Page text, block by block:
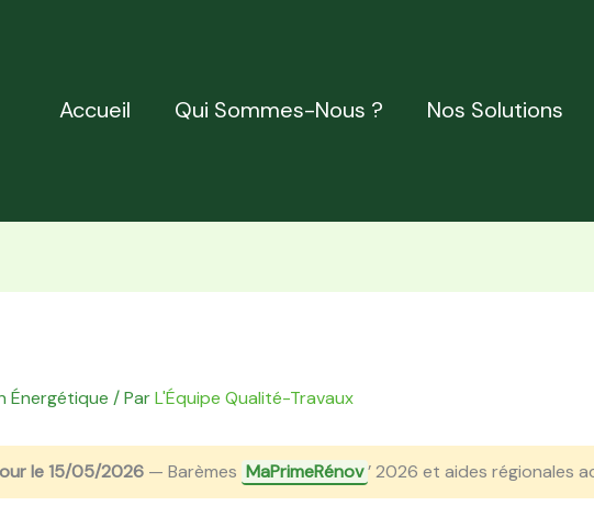
Accueil Qui Sommes-Nous ? Nos Solutions
Énergétique / ParL'Équipe Qualité-Travaux
le 15/05/2026— Barèmes MaPrimeRénov’ 2026 et aides régionales